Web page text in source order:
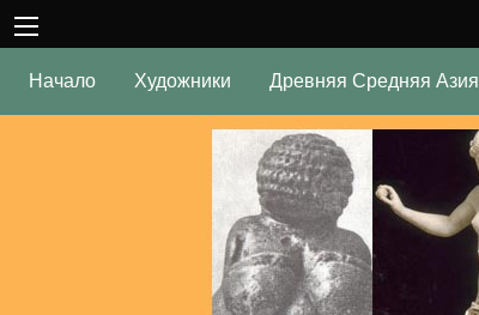
Начало Художники Древняя Средняя Азия